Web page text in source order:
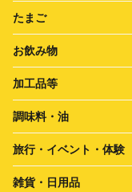
たまご
お飲み物
加工品等
調味料・油
旅行・イベント・体験
雑貨・日用品